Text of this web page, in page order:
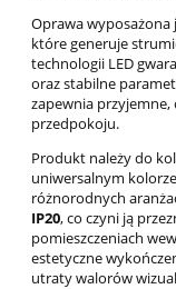
Oprawa wyposażona
które generuje
technologii LED
oraz stabilne
zapewnia przyjemne,
przedpokoju.
Produkt należy do
uniwersalnym kolorze
różnorodnych
IP20, co czyni ją
pomieszczeniach
estetyczne
utraty walorów